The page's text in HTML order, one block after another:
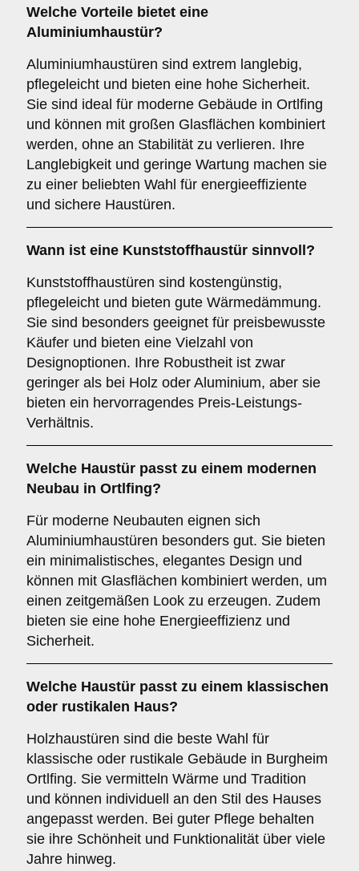
Welche Vorteile bietet eine
Aluminiumhaustür?
Aluminiumhaustüren sind extrem langlebig,
pflegeleicht und bieten eine hohe Sicherheit.
Sie sind ideal für moderne Gebäude in Ortlfing
und können mit großen Glasflächen kombiniert
werden, ohne an Stabilität zu verlieren. Ihre
Langlebigkeit und geringe Wartung machen sie
zu einer beliebten Wahl für energieeffiziente
und sichere Haustüren.
Wann ist eine Kunststoffhaustür sinnvoll?
Kunststoffhaustüren sind kostengünstig,
pflegeleicht und bieten gute Wärmedämmung.
Sie sind besonders geeignet für preisbewusste
Käufer und bieten eine Vielzahl von
Designoptionen. Ihre Robustheit ist zwar
geringer als bei Holz oder Aluminium, aber sie
bieten ein hervorragendes Preis-Leistungs-
Verhältnis.
Welche Haustür passt zu einem modernen
Neubau in Ortlfing?
Für moderne Neubauten eignen sich
Aluminiumhaustüren besonders gut. Sie bieten
ein minimalistisches, elegantes Design und
können mit Glasflächen kombiniert werden, um
einen zeitgemäßen Look zu erzeugen. Zudem
bieten sie eine hohe Energieeffizienz und
Sicherheit.
Welche Haustür passt zu einem klassischen
oder rustikalen Haus?
Holzhaustüren sind die beste Wahl für
klassische oder rustikale Gebäude in Burgheim
Ortlfing. Sie vermitteln Wärme und Tradition
und können individuell an den Stil des Hauses
angepasst werden. Bei guter Pflege behalten
sie ihre Schönheit und Funktionalität über viele
Jahre hinweg.